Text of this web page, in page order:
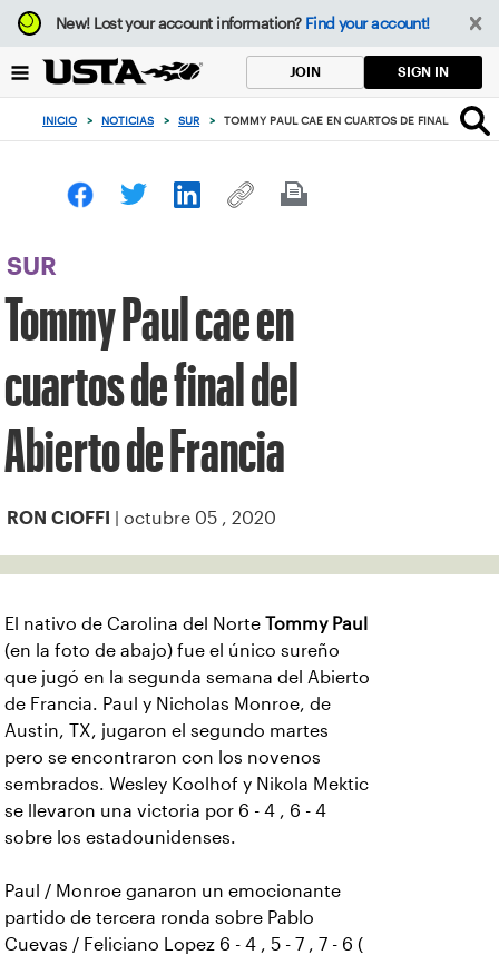
Enfoque
desde
botón
volver
principio
New!Lost your account information? Find your account!
JOIN SIGN IN
INICIO > NOTICIAS > SUR > TOMMY PAUL CAE EN CUARTOS DE FINAL DEL
SUR
Tommy Paul cae en
cuartos de final del
Abierto de Francia
RON CIOFFI | octubre 05 , 2020
El nativo de Carolina del Norte Tommy Paul
(en la foto de abajo) fue el único sureño
que jugó en la segunda semana del Abierto
de Francia. Paul y Nicholas Monroe, de
Austin, TX, jugaron el segundo martes
pero se encontraron con los novenos
sembrados. Wesley Koolhof y Nikola Mektic
se llevaron una victoria por 6 - 4 , 6 - 4
sobre los estadounidenses.
Paul / Monroe ganaron un emocionante
partido de tercera ronda sobre Pablo
Cuevas / Feliciano Lopez 6 - 4 , 5 - 7 , 7 - 6 (